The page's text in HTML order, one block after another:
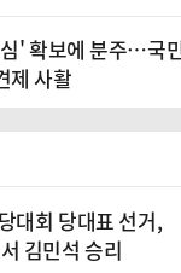
' 확보에 분주…국
제 사활
대회 당대표 선거,
김민석 승리